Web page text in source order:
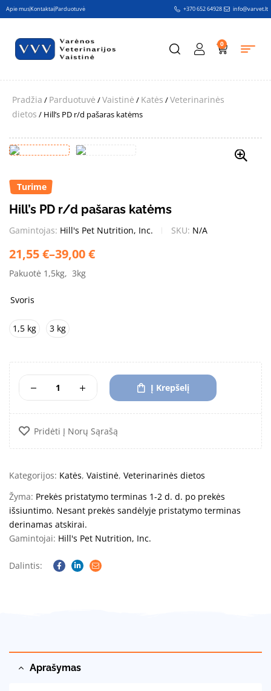
Apie musKontaktaiParduotuvė +370 652 64928 info@varvet.lt
0
Pradžia / Parduotuvė /Vaistinė / Katės /Veterinarinės
dietos / Hill’s PD r/d pašaras katėms
Turime
Hill’s PD r/d pašaras katėms
Gamintojas: Hill's Pet Nutrition, Inc. SKU: N/A
21,55€–39,00€
Pakuotė 1,5kg, 3kg
Svoris
1,5 kg 3 kg
Į Krepšelį
Pridėti Į Norų Sąrašą
Kategorijos: Katės, Vaistinė, Veterinarinės dietos
Žyma: Prekės pristatymo terminas 1-2 d. d. po prekės
išsiuntimo. Nesant prekės sandėlyje pristatymo terminas
derinamas atskirai.
Gamintojai: Hill's Pet Nutrition, Inc.
Dalintis:
Facebook
Linkedin
Email
Aprašymas